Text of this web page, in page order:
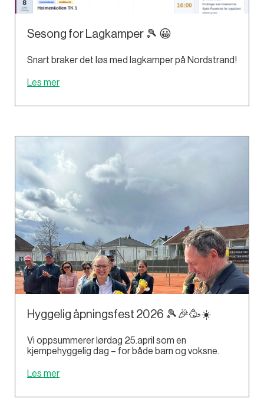
Sesong for Lagkamper 🎾 😀
Snart braker det løs med lagkamper på Nordstrand!
Les mer
Hyggelig åpningsfest 2026 🎾🎉🥳☀️
Vi oppsummerer lørdag 25.april som en
kjempehyggelig dag – for både barn og voksne.
Les mer